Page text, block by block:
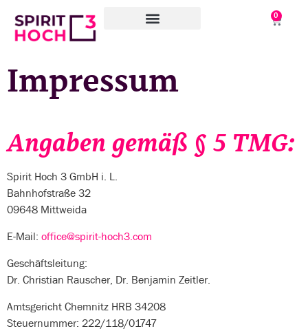
0
Impressum
Angaben gemäß § 5 TMG:
Spirit Hoch 3 GmbH i. L.
Bahnhofstraße 32
09648 Mittweida
E-Mail: office@spirit-hoch3.com
Geschäftsleitung:
Dr. Christian Rauscher, Dr. Benjamin Zeitler.
Amtsgericht Chemnitz HRB 34208
Steuernummer: 222/118/01747